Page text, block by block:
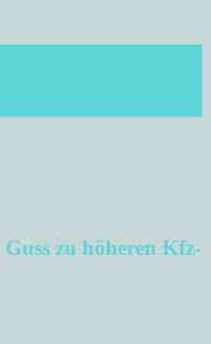
zu höheren Kfz-